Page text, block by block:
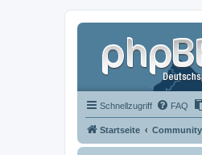
Schnellzugriff FAQ
Startseite Community